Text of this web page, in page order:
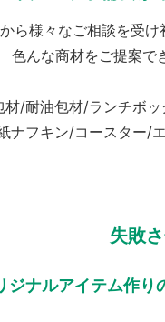
ら様々なご相談を受
色んな商材をご提案で
材/耐油包材/ランチボ
ナフキン/コースター/
失敗
ジナルアイテム作り